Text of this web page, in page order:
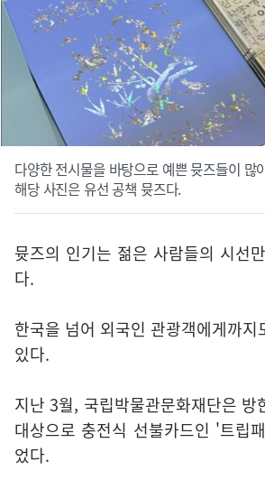
다양한 전시물을 바탕으로 예쁜 뮷즈들이 많
해당 사진은 유선 공책 뮷즈다.
뮷즈의 인기는 젊은 사람들의 시선
다.
한국을 넘어 외국인 관광객에게까지
있다.
지난 3월, 국립박물관문화재단은 방
대상으로 충전식 선불카드인 '트립
었다.